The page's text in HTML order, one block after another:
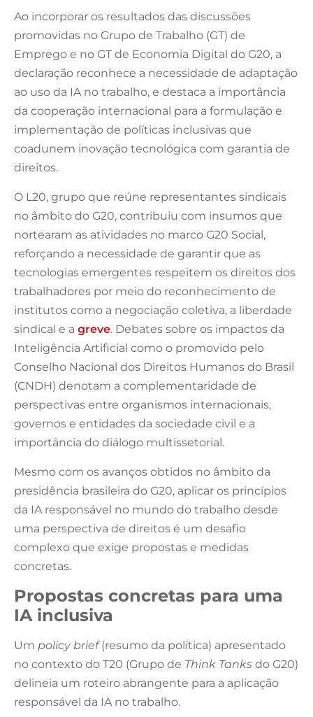
Ao incorporar os resultados das discussões
promovidas no Grupo de Trabalho (GT) de
Emprego e no GT de Economia Digital do G20, a
declaração reconhece a necessidade de adaptação
ao uso da IA no trabalho, e destaca a importância
da cooperação internacional para a formulação e
implementação de políticas inclusivas que
coadunem inovação tecnológica com garantia de
direitos.
O L20, grupo que reúne representantes sindicais
no âmbito do G20, contribuiu com insumos que
nortearam as atividades no marco G20 Social,
reforçando a necessidade de garantir que as
tecnologias emergentes respeitem os direitos dos
trabalhadores por meio do reconhecimento de
institutos como a negociação coletiva, a liberdade
sindical e a greve. Debates sobre os impactos da
Inteligência Artificial como o promovido pelo
Conselho Nacional dos Direitos Humanos do Brasil
(CNDH) denotam a complementaridade de
perspectivas entre organismos internacionais,
governos e entidades da sociedade civil e a
importância do diálogo multissetorial.
Mesmo com os avanços obtidos no âmbito da
presidência brasileira do G20, aplicar os princípios
da IA responsável no mundo do trabalho desde
uma perspectiva de direitos é um desafio
complexo que exige propostas e medidas
concretas.
Propostas concretas para uma
IA inclusiva
Um policy brief(resumo da política) apresentado
no contexto do T20 (Grupo de Think Tanks do G20)
delineia um roteiro abrangente para a aplicação
responsável da IA no trabalho.